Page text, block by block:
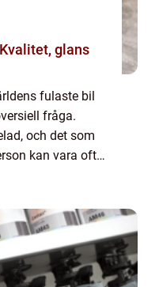
glans
fulaste bil
fråga.
och det som
kan vara ofta